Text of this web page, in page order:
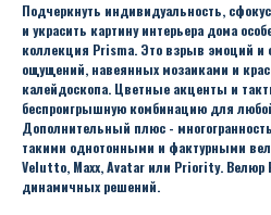
Подчеркнуть индивидуальность,
и украсить картину интерьера дома
коллекция Prisma. Это взрыв эмоций и
ощущений, навеянных мозаиками и
калейдоскопа. Цветные акценты и
беспроигрышную комбинацию для
Дополнительный плюс -
такими однотонными и фактурными
Velutto, Maxx, Avatar или Priority. Велюр
динамичных решений.